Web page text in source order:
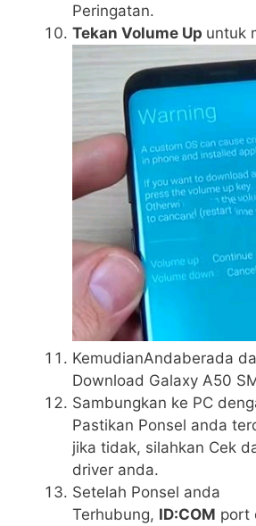
Peringatan.
Tekan Volume Up untuk
KemudianAndaberada
Download Galaxy A50
Sambungkan ke PC
Pastikan Ponsel anda
jika tidak, silahkan Cek
driver anda.
Setelah Ponsel anda
Terhubung, ID:COM port